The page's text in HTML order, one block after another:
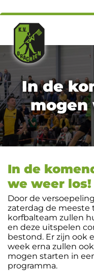
In de
mogen
In de
we weer los!
Door de
zaterdag de meeste
korfbalteam zullen
en deze uitspelen
bestond. Er zijn ook
week erna zullen
mogen starten in
programma.